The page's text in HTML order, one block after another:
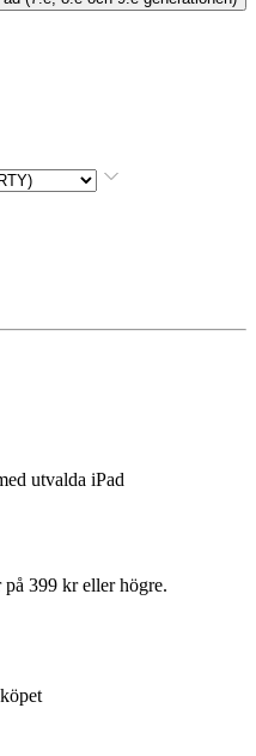
utvalda iPad
399 kr eller högre.